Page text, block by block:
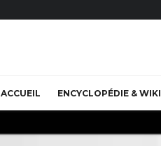
ACCUEIL ENCYCLOPÉDIE & WIKI